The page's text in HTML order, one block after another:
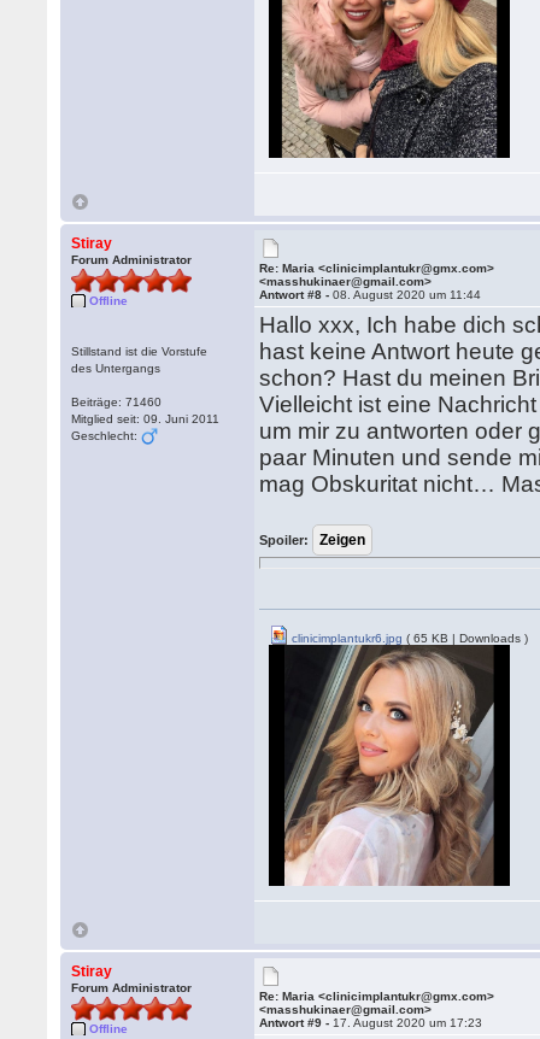
Stiray
Forum Administrator
Offline
Stillstand ist die Vorstufe
des Untergangs
Beiträge: 71460
Mitglied seit: 09. Juni 2011
Geschlecht:
Re: Maria <clinicimplantukr@gmx.com>
<masshukinaer@gmail.com>
Antwort #8 -08. August 2020 um 11:44
Hallo xxx, Ich habe dich
hast keine Antwort heute
schon? Hast du meinen
Vielleicht ist eine
um mir zu antworten oder
paar Minuten und sende
mag Obskuritat nicht…
Spoiler:
clinicimplantukr6.jpg ( 65 KB | Downloads )
Stiray
Forum Administrator
Offline
Re: Maria <clinicimplantukr@gmx.com>
<masshukinaer@gmail.com>
Antwort #9 - 17. August 2020 um 17:23